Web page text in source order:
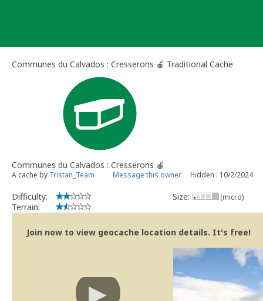
Communes du Calvados : Cresserons 🍎 Traditional Cache
Communes du Calvados : Cresserons 🍎
A cache by Tristan_Team Message this owner Hidden : 10/2/2024
Difficulty:
Terrain:
Size: (micro)
Join now to view geocache location details. It's free!